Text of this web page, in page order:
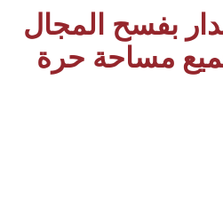
بفسح المجال
مساحة حرة